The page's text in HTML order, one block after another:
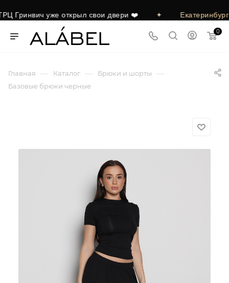
уже открыл свои двери ❤️ Екатеринбург!
0
Главная — Каталог — Брюки и шорты —
Базовые брюки черные